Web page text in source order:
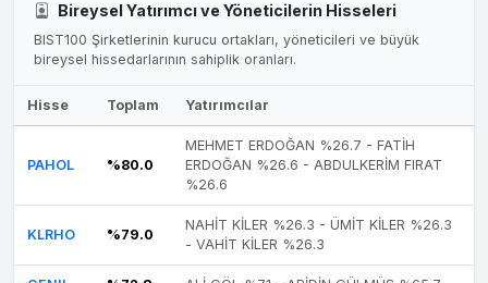
Bireysel Yatırımcı ve Yöneticilerin Hisseleri
BIST100 Şirketlerinin kurucu ortakları, yöneticileri ve büyük
bireysel hissedarlarının sahiplik oranları.
Hisse Toplam Yatırımcılar
PAHOL %80.0
MEHMET ERDOĞAN %26.7 - FATİH
ERDOĞAN %26.6 - ABDULKERİM FIRAT
%26.6
KLRHO %79.0
NAHİT KİLER %26.3 - ÜMİT KİLER %26.3
- VAHİT KİLER %26.3